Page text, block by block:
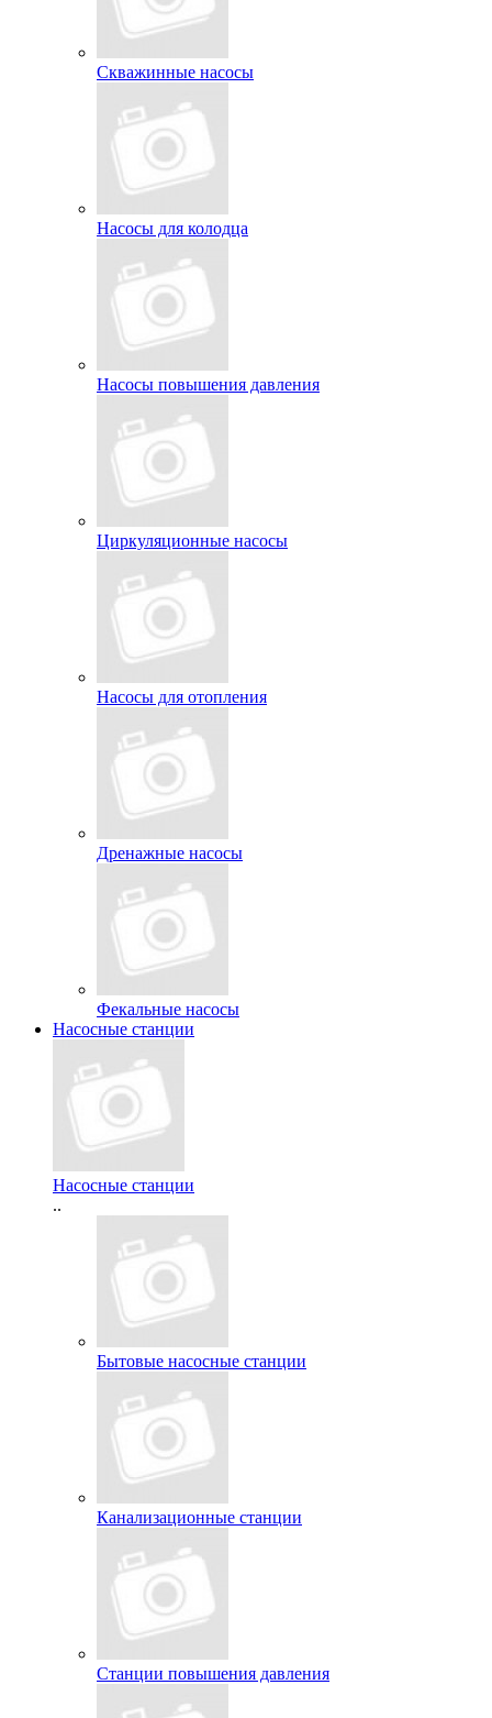
Скважинные насосы
Насосы для колодца
Насосы повышения давления
Циркуляционные насосы
Насосы для отопления
Дренажные насосы
Фекальные насосы
Насосные станции
Насосные станции
..
Бытовые насосные станции
Канализационные станции
Станции повышения давления